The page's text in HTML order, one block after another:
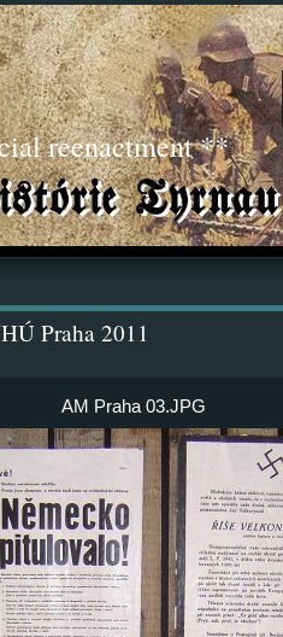
reenactment **
Praha 2011
AM Praha 03.JPG